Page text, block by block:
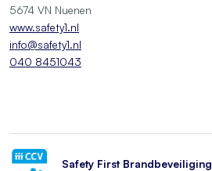
5674 VN Nuenen
www.safety1.nl
info@safety1.nl
040 8451043
Safety First Brandbeveiliging